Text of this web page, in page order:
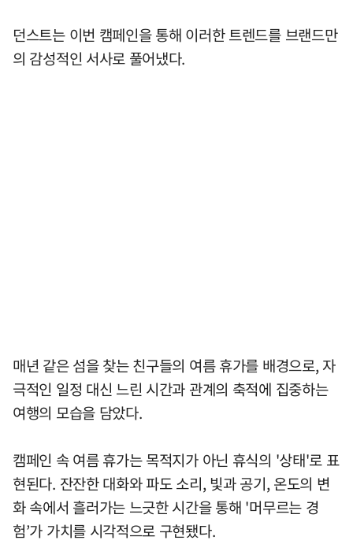
던스트는 이번 캠페인을 통해 이러한 트렌드를 브랜드만
의 감성적인 서사로 풀어냈다.
매년 같은 섬을 찾는 친구들의 여름 휴가를 배경으로, 자
극적인 일정 대신 느린 시간과 관계의 축적에 집중하는
여행의 모습을 담았다.
캠페인 속 여름 휴가는 목적지가 아닌 휴식의 '상태'로 표
현된다. 잔잔한 대화와 파도 소리, 빛과 공기, 온도의 변
화 속에서 흘러가는 느긋한 시간을 통해 '머무르는 경
험’가 가치를 시각적으로 구현됐다.